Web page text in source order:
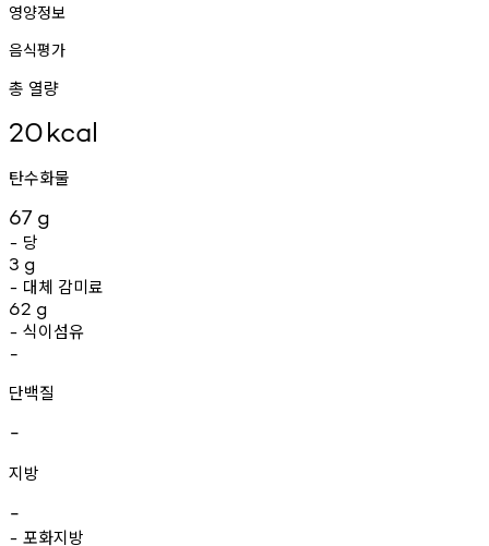
영양정보
음식평가
총 열량
20kcal
탄수화물
67 g
- 당
3 g
- 대체 감미료
62 g
- 식이섬유
-
단백질
-
지방
-
- 포화지방